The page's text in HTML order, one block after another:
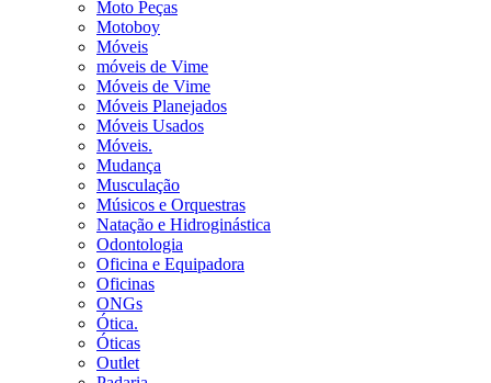
Moto Peças
Motoboy
Móveis
móveis de Vime
Móveis de Vime
Móveis Planejados
Móveis Usados
Móveis.
Mudança
Musculação
Músicos e Orquestras
Natação e Hidroginástica
Odontologia
Oficina e Equipadora
Oficinas
ONGs
Ótica.
Óticas
Outlet